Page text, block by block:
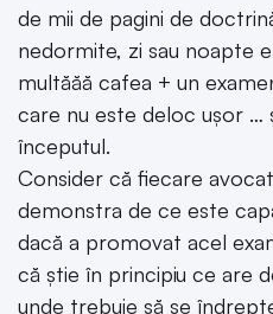
de mii de pagini de
nedormite, zi sau noapte
multăăă cafea + un
care nu este deloc ușor …
începutul.
Consider că fiecare
demonstra de ce este
dacă a promovat acel
că știe în principiu ce are
unde trebuie să se